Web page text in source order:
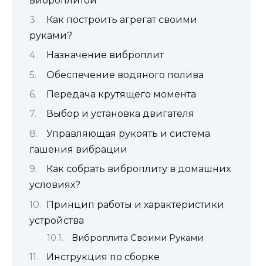
Как построить агрегат своими
руками?
Назначение виброплит
Обеспечение водяного полива
Передача крутящего момента
Выбор и установка двигателя
Управляющая рукоять и система
гашения вибрации
Как собрать виброплиту в домашних
условиях?
Принцип работы и характеристики
устройства
Виброплита Своими Руками
Инструкция по сборке